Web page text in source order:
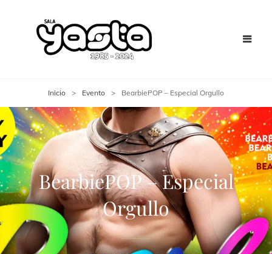
Inicio > Evento > BearbiePOP – Especial Orgullo
BearbiePOP – Especial
Orgullo